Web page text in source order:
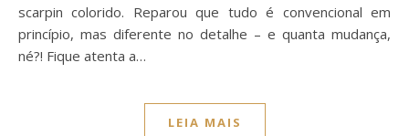
scarpin colorido. Reparou que tudo é convencional em
princípio, mas diferente no detalhe – e quanta mudança,
né?! Fique atenta a…
LEIA MAIS